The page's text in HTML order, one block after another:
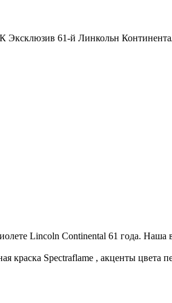
Эксклюзив 61-й Линкольн
Lincoln Continental 61 года. Наша
краска Spectraflame , акценты цвета